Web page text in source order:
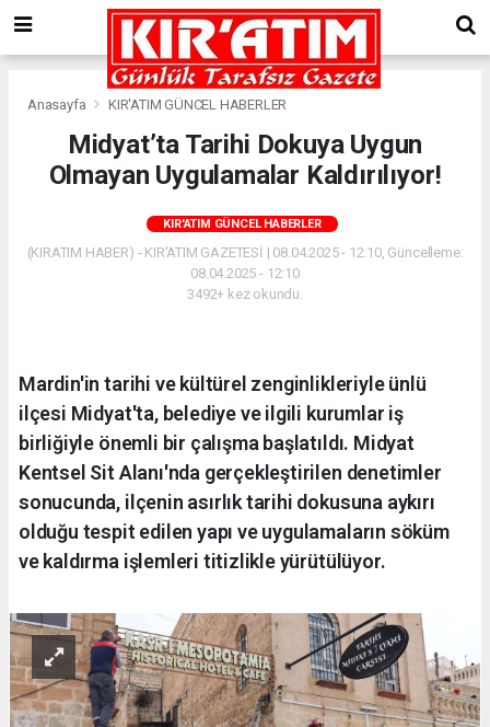
Anasayfa KIR'ATIM GÜNCEL HABERLER
Midyat’ta Tarihi Dokuya Uygun
Olmayan Uygulamalar Kaldırılıyor!
KIR'ATIM GÜNCEL HABERLER
(KIRATIM HABER) - KIR'ATIM GAZETESİ | 08.04.2025 - 12:10, Güncelleme:
08.04.2025 - 12:10
3492+ kez okundu.
Mardin'in tarihi ve kültürel zenginlikleriyle ünlü
ilçesi Midyat'ta, belediye ve ilgili kurumlar iş
birliğiyle önemli bir çalışma başlatıldı. Midyat
Kentsel Sit Alanı'nda gerçekleştirilen denetimler
sonucunda, ilçenin asırlık tarihi dokusuna aykırı
olduğu tespit edilen yapı ve uygulamaların söküm
ve kaldırma işlemleri titizlikle yürütülüyor.